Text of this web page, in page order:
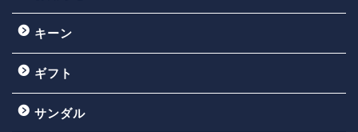
キーン
ギフト
サンダル